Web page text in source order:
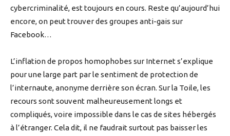
cybercriminalité, est toujours en cours. Reste qu’aujourd’hui
encore, on peut trouver des groupes anti-gais sur
Facebook…
L’inflation de propos homophobes sur Internet s’explique
pour une large part par le sentiment de protection de
l’internaute, anonyme derrière son écran. Sur la Toile, les
recours sont souvent malheureusement longs et
compliqués, voire impossible dans le cas de sites hébergés
à l’étranger. Cela dit, il ne faudrait surtout pas baisser les